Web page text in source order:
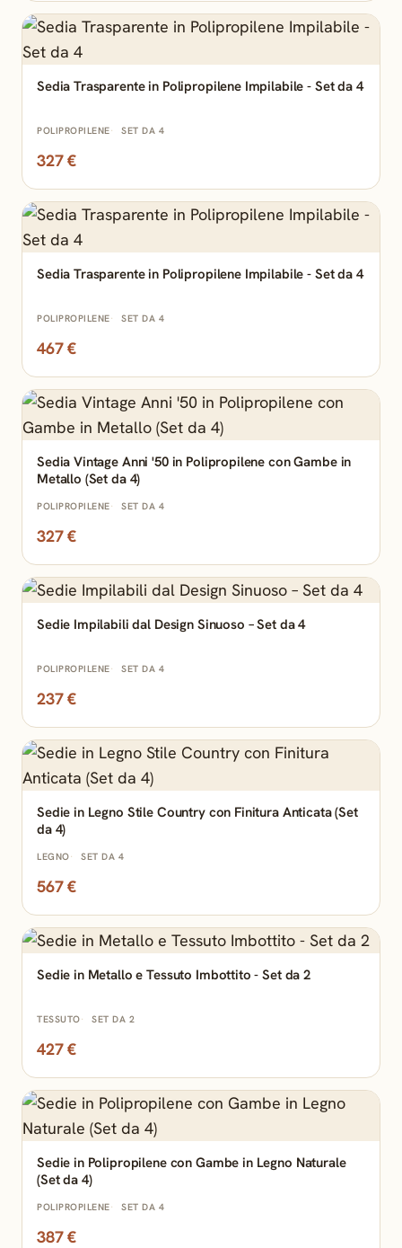
Sedia Trasparente in Polipropilene Impilabile - Set da 4
POLIPROPILENE SET DA 4
327 €
Sedia Trasparente in Polipropilene Impilabile - Set da 4
POLIPROPILENE SET DA 4
467 €
Sedia Vintage Anni '50 in Polipropilene con Gambe in
Metallo (Set da 4)
POLIPROPILENE SET DA 4
327 €
Sedie Impilabili dal Design Sinuoso – Set da 4
POLIPROPILENE SET DA 4
237 €
Sedie in Legno Stile Country con Finitura Anticata (Set
da 4)
LEGNO SET DA 4
567 €
Sedie in Metallo e Tessuto Imbottito - Set da 2
TESSUTO SET DA 2
427 €
Sedie in Polipropilene con Gambe in Legno Naturale
(Set da 4)
POLIPROPILENE SET DA 4
387 €